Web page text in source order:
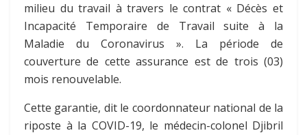
milieu du travail à travers le contrat « Décès et
Incapacité Temporaire de Travail suite à la
Maladie du Coronavirus ». La période de
couverture de cette assurance est de trois (03)
mois renouvelable.
Cette garantie, dit le coordonnateur national de la
riposte à la COVID-19, le médecin-colonel Djibril